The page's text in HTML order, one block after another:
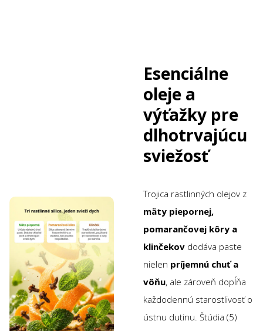
Esenciálne
oleje a
výťažky pre
dlhotrvajúcu
sviežosť
Trojica rastlinných olejov z
mäty piepornej,
pomarančovej kôry a
klinčekov dodáva paste
nielen príjemnú chuť a
vôňu, ale zároveň dopĺňa
každodennú starostlivosť o
ústnu dutinu. Štúdia (5)